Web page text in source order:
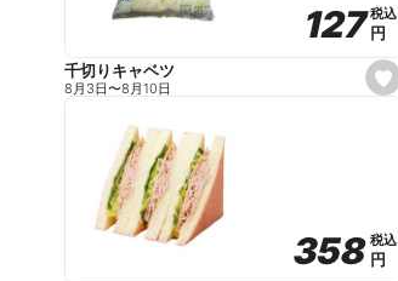
e
s
e
e
127
127税込
税込
円
円
千切りキャベツ
8月3日〜8月10日
358
358税込
税込
円
円